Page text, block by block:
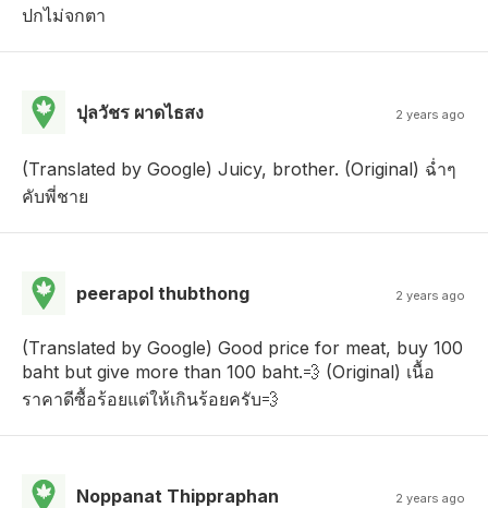
ปกไม่จกตา
ปุลวัชร ผาดไธสง 2 years ago
(Translated by Google) Juicy, brother. (Original) ฉ่ำๆ
คับพี่ชาย
peerapol thubthong 2 years ago
(Translated by Google) Good price for meat, buy 100
baht but give more than 100 baht.💨 (Original) เนื้อ
ราคาดีซื้อร้อยแต่ให้เกินร้อยครับ💨
Noppanat Thippraphan 2 years ago